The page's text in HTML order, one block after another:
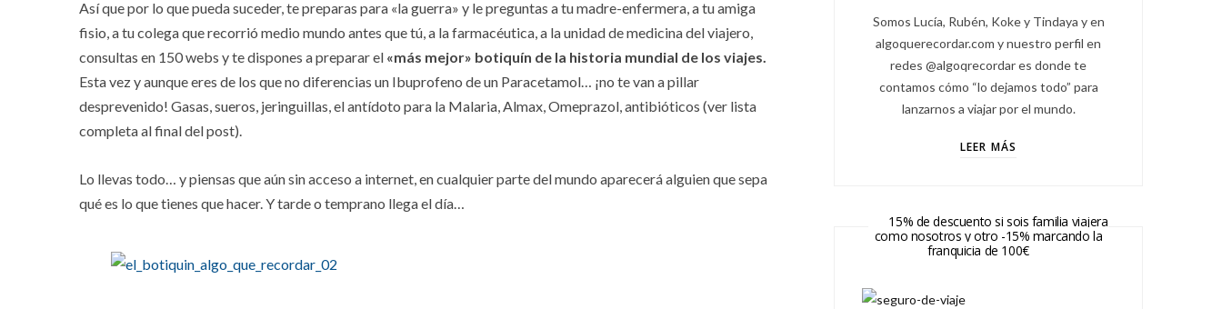
Así que por lo que pueda suceder, te preparas para «la guerra» y le preguntas a tu madre-enfermera, a tu amiga
fisio, a tu colega que recorrió medio mundo antes que tú, a la farmacéutica, a la unidad de medicina del viajero,
consultas en 150 webs y te dispones a preparar el «más mejor» botiquín de la historia mundial de los viajes.
Esta vez y aunque eres de los que no diferencias un Ibuprofeno de un Paracetamol… ¡no te van a pillar
desprevenido! Gasas, sueros, jeringuillas, el antídoto para la Malaria, Almax, Omeprazol, antibióticos (ver lista
completa al final del post).
Lo llevas todo… y piensas que aún sin acceso a internet, en cualquier parte del mundo aparecerá alguien que sepa
qué es lo que tienes que hacer. Y tarde o temprano llega el día…
Somos Lucía, Rubén, Koke y Tindaya y en
algoquerecordar.com y nuestro perfil en
redes @algoqrecordar es donde te
contamos cómo “lo dejamos todo” para
lanzarnos a viajar por el mundo.
LEER MÁS
15% de descuento si sois familia viajera
como nosotros y otro -15% marcando la
franquicia de 100€